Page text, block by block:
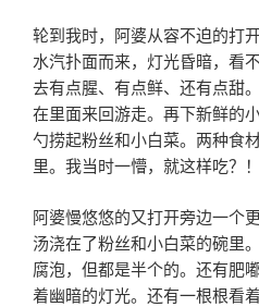
轮到我时，阿婆从容不迫的打
水汽扑面而来，灯光昏暗，看
去有点腥、有点鲜、还有点甜
在里面来回游走。再下新鲜的
勺捞起粉丝和小白菜。两种食
里。我当时一懵，就这样吃？！
阿婆慢悠悠的又打开旁边一个
汤浇在了粉丝和小白菜的碗里
腐泡，但都是半个的。还有肥
着幽暗的灯光。还有一根根看